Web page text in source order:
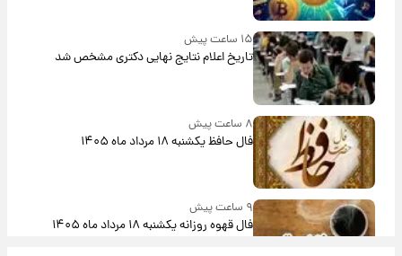
۱۵ ساعت پیش
تاریخ اعلام نتایج نهایی دکتری مشخص شد
۸ ساعت پیش
فال حافظ یکشنبه ۱۸ مرداد ماه ۱۴۰۵
۹ ساعت پیش
فال قهوه روزانه یکشنبه ۱۸ مرداد ماه ۱۴۰۵